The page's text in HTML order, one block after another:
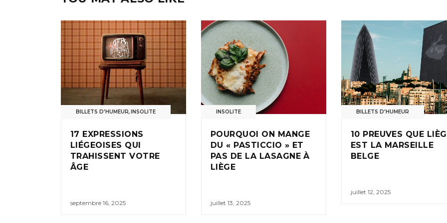
BILLETS D'HUMEUR,INSOLITE
17 EXPRESSIONS
LIÉGEOISES QUI
TRAHISSENT VOTRE
ÂGE
septembre 16, 2025
INSOLITE
POURQUOI ON MANGE
DU « PASTICCIO » ET
PAS DE LA LASAGNE À
LIÈGE
juillet 13, 2025
BILLETS D'HUMEUR
10 PREUVES QUE
EST LA MARSEILLE
BELGE
juillet 12, 2025